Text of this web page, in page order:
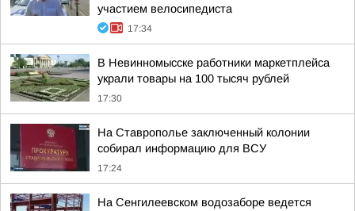
участием велосипедиста
17:34
В Невинномысске работники маркетплейса
украли товары на 100 тысяч рублей
17:30
На Ставрополье заключенный колонии
собирал информацию для ВСУ
17:24
На Сенгилеевском водозаборе ведется